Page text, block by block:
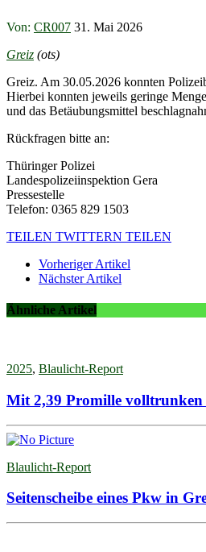
Von: CR007 31. Mai 2026
Greiz (ots)
Greiz. Am 30.05.2026 konnten
Hierbei konnten jeweils geringe
und das Betäubungsmittel
Rückfragen bitte an:
Thüringer Polizei
Landespolizeiinspektion Gera
Pressestelle
Telefon: 0365 829 1503
TEILEN TWITTERN TEILEN
Vorheriger Artikel
Nächster Artikel
Ähnliche Artikel
2025, Blaulicht-Report
Mit 2,39 Promille
Blaulicht-Report
Seitenscheibe eines Pkw in